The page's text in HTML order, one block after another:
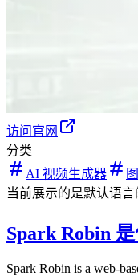
访问官网
分类
AI 视频生成器
当前展示的是默认语言
Spark Robin 是
Spark Robin is a web-